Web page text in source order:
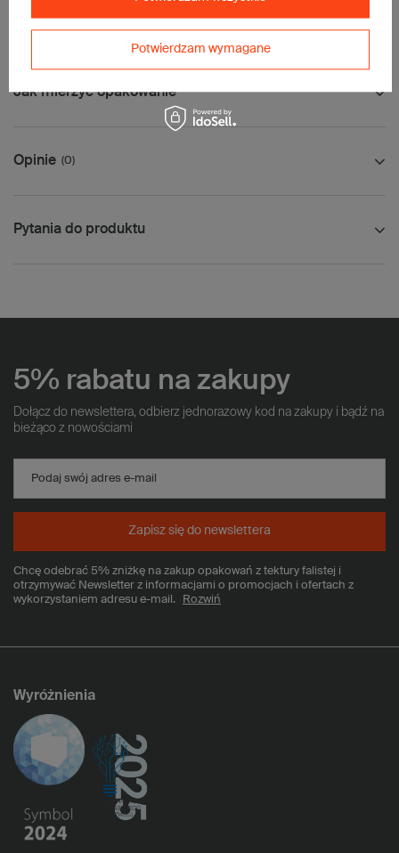
tolerancja może być większa ze względu na grubość tektury).
Jak mierzyć opakowanie
Opinie (0)
Pytania do produktu
5% rabatu na zakupy
Dołącz do newslettera, odbierz jednorazowy kod na zakupy i bądź na
bieżąco z nowościami
Podaj swój adres e-mail
Chcę odebrać 5% zniżkę na zakup opakowań z tektury falistej i
otrzymywać Newsletter z informacjami o promocjach i ofertach z
wykorzystaniem adresu e-mail.
Rozwiń
Zapisz się do newslettera
Wyróżnienia
Potwierdzam wymagane